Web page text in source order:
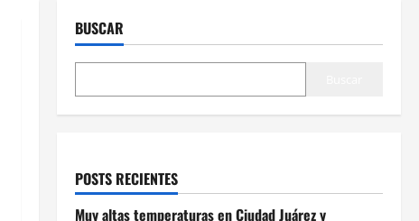
BUSCAR
POSTS RECIENTES
Muy altas temperaturas en Ciudad Juárez y